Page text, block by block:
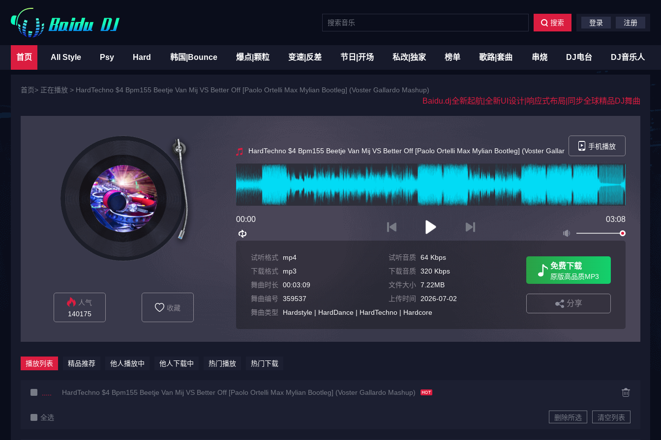
搜索 登录 注册
首页 All Style Psy Hard 韩国|Bounce 爆点|颗粒 变速|反差 节日|开场 私改|独家 榜单 歌路|套曲 串烧 DJ电台 DJ音乐人
首页> 正在播放 > HardTechno $4 Bpm155 Beetje Van Mij VS Better Off [Paolo Ortelli Max Mylian Bootleg] (Voster Gallardo Mashup)
Baidu.dj全新起航|全新UI设计|响应式布局|同步全球精品DJ舞曲
人气
140175
收藏
HardTechno $4 Bpm155 Beetje Van Mij VS Better Off [Paolo Ortelli Max Mylian Bootleg] (Voster Gallardo Mashup)
手机播放
00:00 03:08
试听格式 mp4 试听音质 64 Kbps
下载格式
mp3 下载音质 320 Kbps
舞曲时长
00:03:09 文件大小 7.22MB
舞曲编号
359537 上传时间
2026-07-02
舞曲类型
Hardstyle | HardDance | HardTechno | Hardcore
免费下载
原版高品质MP3
分享
播放列表 精品推荐 他人播放中 他人下载中 热门播放 热门下载
HardTechno $4 Bpm155 Beetje Van Mij VS Better Off [Paolo Ortelli Max Mylian Bootleg] (Voster Gallardo Mashup)
全选 删除所选 清空列表